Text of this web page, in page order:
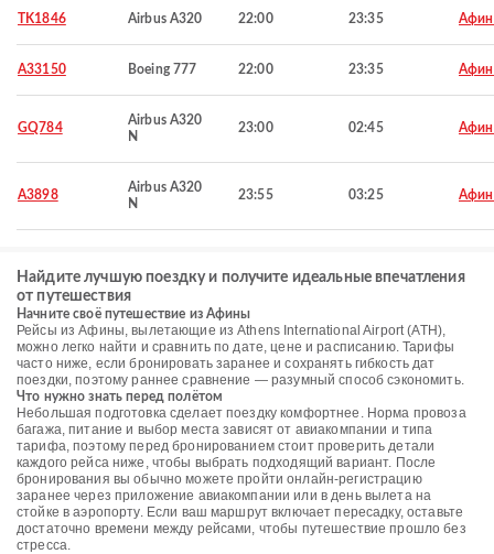
TK1846 Airbus A320 22:00 23:35
A33150 Boeing 777 22:00 23:35
GQ784
Airbus A320
N
23:00 02:45
A3898
Airbus A320
N
23:55 03:25
Найдите лучшую поездку и получите идеальные впечатления
от путешествия
Начните своё путешествие из Афины
Рейсы из Афины, вылетающие из Athens International Airport (ATH),
можно легко найти и сравнить по дате, цене и расписанию. Тарифы
часто ниже, если бронировать заранее и сохранять гибкость дат
поездки, поэтому раннее сравнение — разумный способ сэкономить.
Что нужно знать перед полётом
Небольшая подготовка сделает поездку комфортнее. Норма провоза
багажа, питание и выбор места зависят от авиакомпании и типа
тарифа, поэтому перед бронированием стоит проверить детали
каждого рейса ниже, чтобы выбрать подходящий вариант. После
бронирования вы обычно можете пройти онлайн-регистрацию
заранее через приложение авиакомпании или в день вылета на
стойке в аэропорту. Если ваш маршрут включает пересадку, оставьте
достаточно времени между рейсами, чтобы путешествие прошло без
стресса.